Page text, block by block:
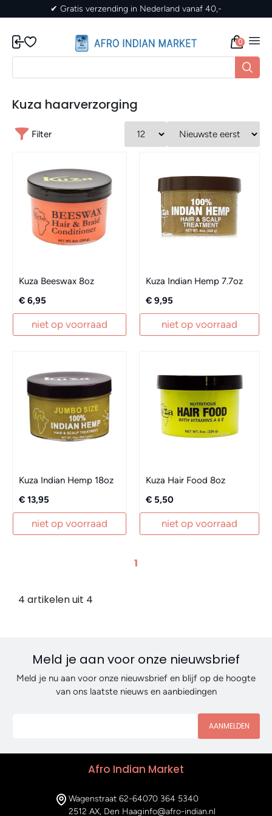
✔ Gratis verzending in Nederland vanaf 40,-
0
Kuza haarverzorging
Filter
Kuza Beeswax 8oz
€ 6,95
niet op voorraad
Kuza Indian Hemp 7.7oz
€ 9,95
niet op voorraad
Kuza Indian Hemp 18oz
€ 13,95
niet op voorraad
Kuza Hair Food 8oz
€ 5,50
niet op voorraad
1
4 artikelen uit 4
Meld je aan voor onze nieuwsbrief
Meld je nu aan voor onze nieuwsbrief en blijf op de hoogte
van ons laatste nieuws en aanbiedingen
AANMELDEN
Afro Indian Market
Wagenstraat 62-64
2512 AX, Den Haag
070 364 5340
info@afro-indian.nl